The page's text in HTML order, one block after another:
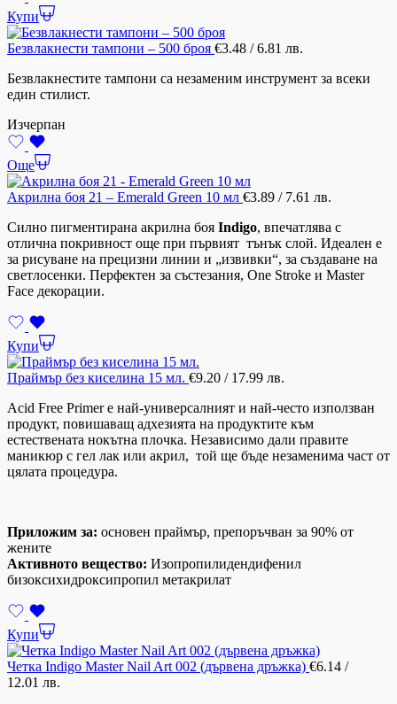
Купи
Безвлакнести тампони – 500 броя €3.48 / 6.81 лв.
Безвлакнестите тампони са незаменим инструмент за всеки
един стилист.
Изчерпан
Още
Акрилна боя 21 – Emerald Green 10 мл €3.89 / 7.61 лв.
Силно пигментирана акрилна боя Indigo, впечатлява с
отлична покривност още при първият тънък слой. Идеален е
за рисуване на прецизни линии и „извивки“, за създаване на
светлосенки. Перфектен за състезания, One Stroke и Master
Face декорации.
Купи
Праймър без киселина 15 мл. €9.20 / 17.99 лв.
Acid Free Primer е най-универсалният и най-често използван
продукт, повишаващ адхезията на продуктите към
естествената нокътна плочка. Независимо дали правите
маникюр с гел лак или акрил, той ще бъде незаменима част от
цялата процедура.
Приложим за: основен праймър, препоръчван за 90% от
жените
Активното вещество: Изопропилидендифенил
бизоксихидроксипропил метакрилат
Купи
Четка Indigo Master Nail Art 002 (дървена дръжка) €6.14 /
12.01 лв.